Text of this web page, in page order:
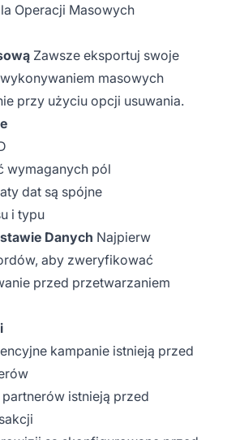
Operacji Masowych
Zawsze eksportuj swoje
masowych
przy użyciu opcji usuwania.
wymaganych pól
dat są spójne
i typu
Danych Najpierw
aby zweryfikować
przed przetwarzaniem
kampanie istnieją przed
istnieją przed